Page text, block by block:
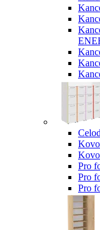
Pro
Pro
Pro